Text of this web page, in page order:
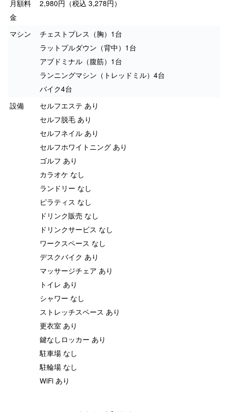
月額料
金
2,980円（税込 3,278円）
マシン
チェストプレス（胸）1台
ラットプルダウン（背中）1台
アブドミナル（腹筋）1台
ランニングマシン（トレッドミル）4台
バイク4台
設備
セルフエステ あり
セルフ脱毛 あり
セルフネイル あり
セルフホワイトニング あり
ゴルフ あり
カラオケ なし
ランドリー なし
ピラティス なし
ドリンク販売 なし
ドリンクサービス なし
ワークスペース なし
デスクバイク あり
マッサージチェア あり
トイレ あり
シャワー なし
ストレッチスペース あり
更衣室 あり
鍵なしロッカー あり
駐車場 なし
駐輪場 なし
WiFi あり